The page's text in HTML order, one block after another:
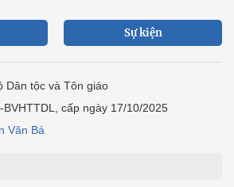
Sự kiện
Dân tộc và Tôn giáo
cấp ngày 17/10/2025
Văn Bá